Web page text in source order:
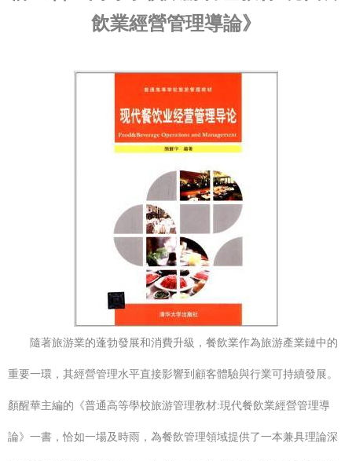
飲業經營管理導論》
隨著旅游業的蓬勃發展和消費升級，餐飲業作為旅游產業鏈中的
重要一環，其經營管理水平直接影響到顧客體驗與行業可持續發展。
顏醒華主編的《普通高等學校旅游管理教材:現代餐飲業經營管理導
論》一書，恰如一場及時雨，為餐飲管理領域提供了一本兼具理論深